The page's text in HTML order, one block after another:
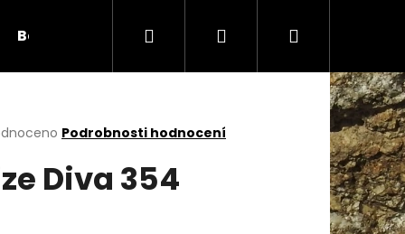
Bambule Háčky Duté vlákno
Hledat PřihlášeníNákupní
košík
Podrobnosti hodnocení
Diva 354